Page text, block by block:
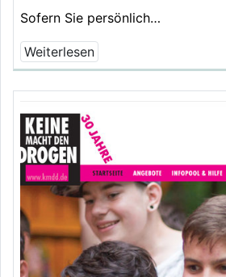
Sofern Sie persönlich…
Weiterlesen